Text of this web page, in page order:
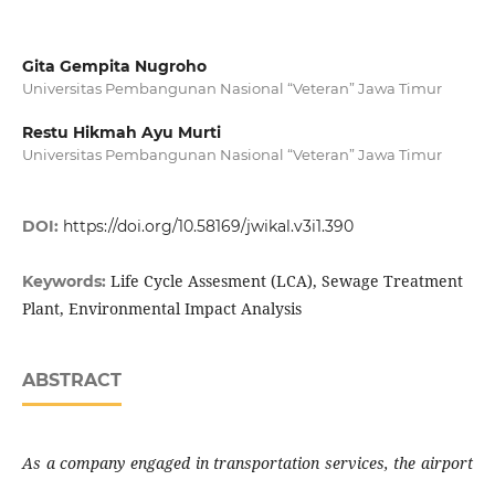
Gita Gempita Nugroho
Universitas Pembangunan Nasional “Veteran” Jawa Timur
Restu Hikmah Ayu Murti
Universitas Pembangunan Nasional “Veteran” Jawa Timur
DOI: https://doi.org/10.58169/jwikal.v3i1.390
Keywords: Life Cycle Assesment (LCA), Sewage Treatment
Plant, Environmental Impact Analysis
ABSTRACT
As a company engaged in transportation services, the airport